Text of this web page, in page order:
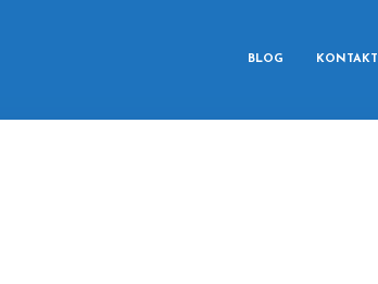
BLOG KONTAKT